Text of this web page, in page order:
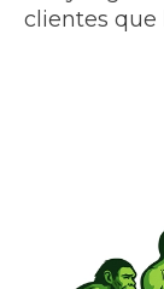
clientes que